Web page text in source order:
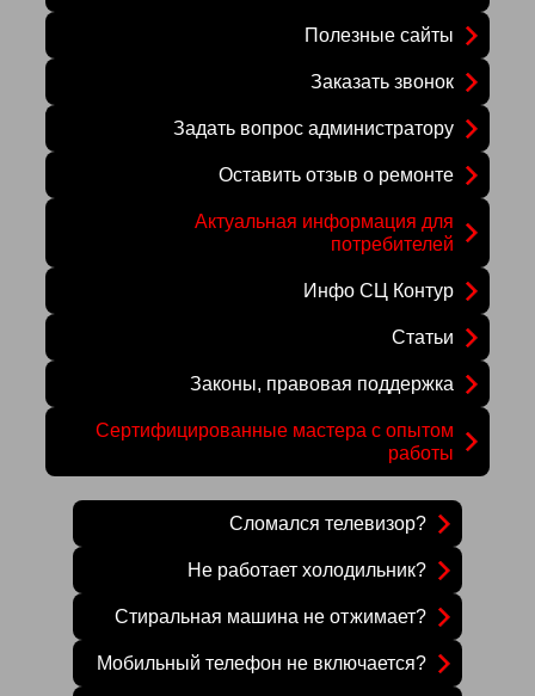
Полезные сайты
Заказать звонок
Задать вопрос администратору
Оставить отзыв о ремонте
Актуальная информация для
потребителей
Инфо СЦ Контур
Статьи
Законы, правовая поддержка
Сертифицированные мастера с опытом
работы
Сломался телевизор?
Не работает холодильник?
Стиральная машина не отжимает?
Мобильный телефон не включается?